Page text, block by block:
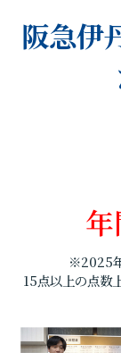
阪急伊
※2025
15点以上の点数